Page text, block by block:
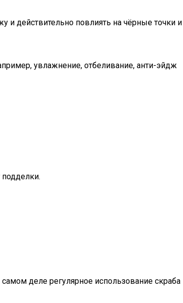
и действительно повлиять на чёрные точки и
увлажнение, отбеливание, анти-эйдж
подделки.
деле регулярное использование скраба